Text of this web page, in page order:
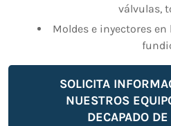
válvulas,
Moldes e inyectores
SOLICITA
NUESTROS
DECAPADO